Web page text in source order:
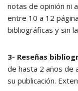
notas de opinión ni
entre 10 a 12
bibliográficas y sin
3- Reseñas
de hasta 2 años de
su publicación.